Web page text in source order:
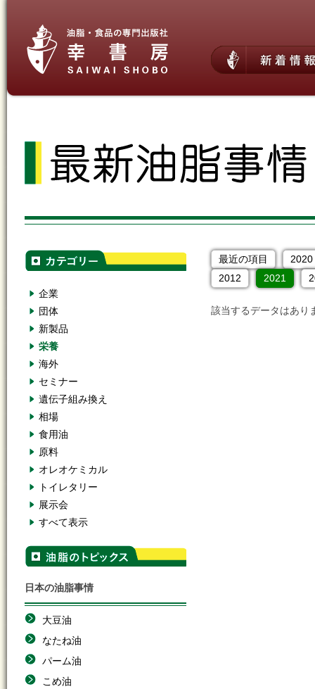
企業
団体
新製品
栄養
海外
セミナー
遺伝子組み換え
相場
食用油
原料
オレオケミカル
トイレタリー
展示会
すべて表示
日本の油脂事情
大豆油
なたね油
パーム油
こめ油
最近の項目
2020
2012
2021
該当するデータはあり